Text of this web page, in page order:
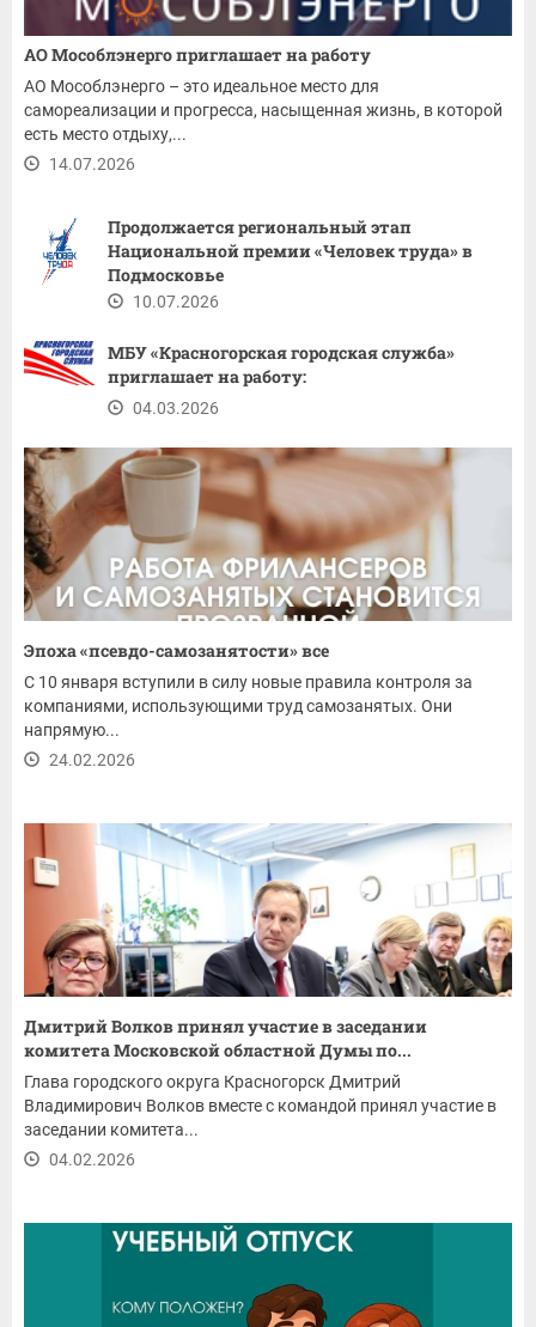
АО Мособлэнерго приглашает на работу
АО Мособлэнерго – это идеальное место для
самореализации и прогресса, насыщенная жизнь, в которой
есть место отдыху,...
14.07.2026
Продолжается региональный этап
Национальной премии «Человек труда» в
Подмосковье
10.07.2026
МБУ «Красногорская городская служба»
приглашает на работу:
04.03.2026
Эпоха «псевдо-самозанятости» все
С 10 января вступили в силу новые правила контроля за
компаниями, использующими труд самозанятых. Они
напрямую...
24.02.2026
Дмитрий Волков принял участие в заседании
комитета Московской областной Думы по...
Глава городского округа Красногорск Дмитрий
Владимирович Волков вместе с командой принял участие в
заседании комитета...
04.02.2026